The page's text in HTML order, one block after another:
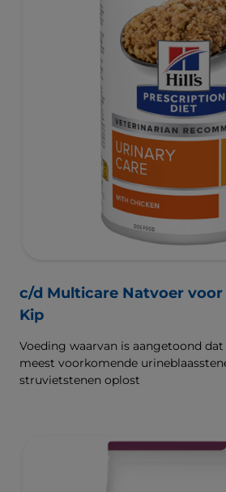
c/d Multicare Natvoer
Kip
Voeding waarvan is aangetoond
meest voorkomende
struvietstenen oplost